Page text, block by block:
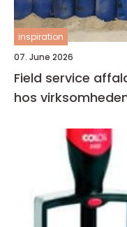
inspiration
07. June 2026
Field service
hos